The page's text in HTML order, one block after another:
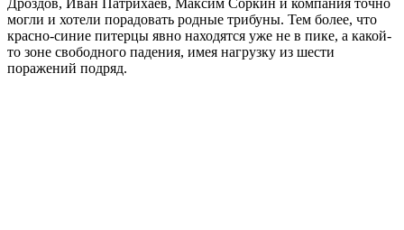
Дроздов, Иван Патрихаев, Максим Соркин и компания точно
могли и хотели порадовать родные трибуны. Тем более, что
красно-синие питерцы явно находятся уже не в пике, а какой-
то зоне свободного падения, имея нагрузку из шести
поражений подряд.